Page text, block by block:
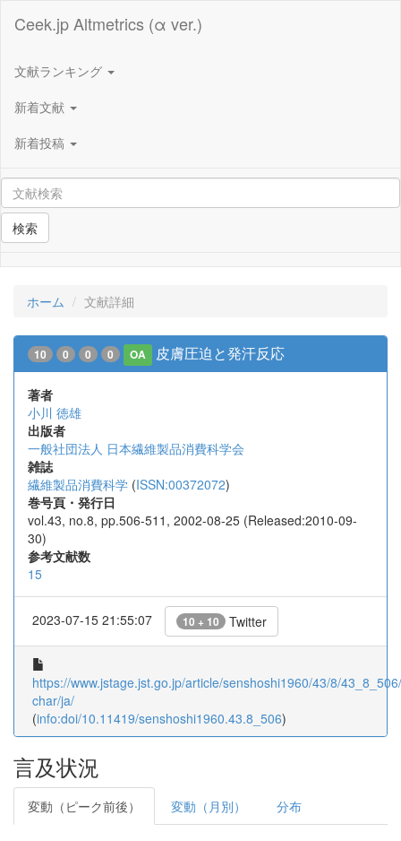
Ceek.jp Altmetrics (α ver.)
文献ランキング
新着文献
新着投稿
検索
ホーム 文献詳細
10 0 0 0 OA 皮膚圧迫と発汗反応
著者
小川 徳雄
出版者
一般社団法人 日本繊維製品消費科学会
雑誌
繊維製品消費科学 (ISSN:00372072)
巻号頁・発行日
vol.43, no.8, pp.506-511, 2002-08-25 (Released:2010-09-
30)
参考文献数
15
2023-07-15 21:55:07 10 + 10 Twitter
https://www.jstage.jst.go.jp/article/senshoshi1960/43/8/
char/ja/
(info:doi/10.11419/senshoshi1960.43.8_506)
言及状況
変動（ピーク前後） 変動（月別） 分布